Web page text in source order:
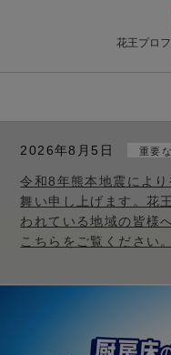
花王プロ
2026年8月5日 重要
令和8年熊本地震によ
舞い申し上げます。花
われている地域の皆様
こちらをご覧ください。